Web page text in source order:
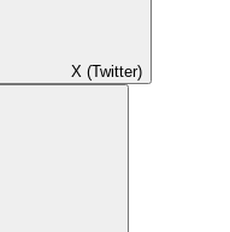
X (Twitter)